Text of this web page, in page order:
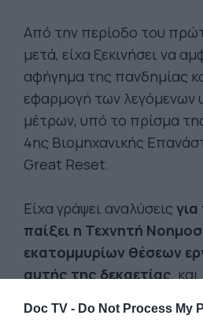
Doc TV - Do Not Process My
Από την περίοδο του
μετά, είχα ξεκινήσει να
αφήγημα της πανδημίας
εφαρμογή των λεγόμενων
μέτρων, υπό το πρίσμα
4ης Βιομηχανικής
Great Reset.
Είχα γράψει αναλύσεις
παίξει η Τεχνητή
εκατομμυρίων θέσεων
αυτής της δεκαετίας,